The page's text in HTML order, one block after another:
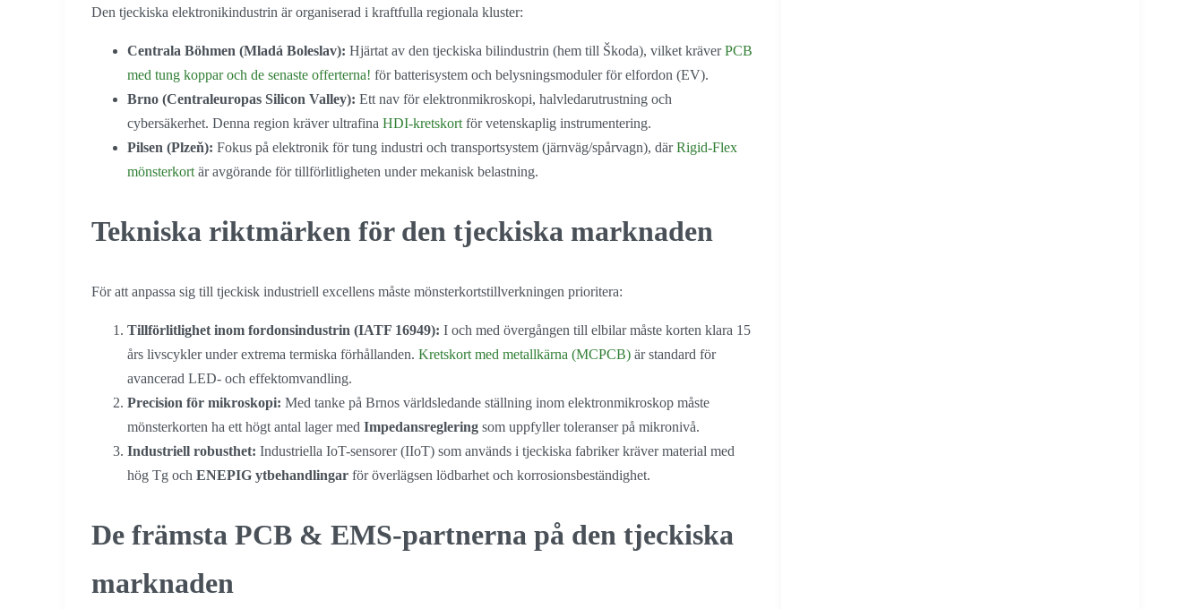
Den tjeckiska elektronikindustrin är organiserad i kraftfulla regionala kluster:
Centrala Böhmen (Mladá Boleslav): Hjärtat av den tjeckiska bilindustrin (hem till Škoda), vilket kräverPCB
med tung koppar och de senaste offerterna! för batterisystem och belysningsmoduler för elfordon (EV).
Brno (Centraleuropas Silicon Valley): Ett nav för elektronmikroskopi, halvledarutrustning och
cybersäkerhet. Denna region kräver ultrafina HDI-kretskort för vetenskaplig instrumentering.
Pilsen (Plzeň): Fokus på elektronik för tung industri och transportsystem (järnväg/spårvagn), därRigid-Flex
mönsterkort är avgörande för tillförlitligheten under mekanisk belastning.
Tekniska riktmärken för den tjeckiska marknaden
För att anpassa sig till tjeckisk industriell excellens måste mönsterkortstillverkningen prioritera:
Tillförlitlighet inom fordonsindustrin (IATF 16949): I och med övergången till elbilar måste korten klara 15
års livscykler under extrema termiska förhållanden. Kretskort med metallkärna (MCPCB) är standard för
avancerad LED- och effektomvandling.
Precision för mikroskopi: Med tanke på Brnos världsledande ställning inom elektronmikroskop måste
mönsterkorten ha ett högt antal lager med Impedansreglering som uppfyller toleranser på mikronivå.
Industriell robusthet: Industriella IoT-sensorer (IIoT) som används i tjeckiska fabriker kräver material med
hög Tg och ENEPIG ytbehandlingar för överlägsen lödbarhet och korrosionsbeständighet.
De främsta PCB & EMS-partnerna på den tjeckiska
marknaden